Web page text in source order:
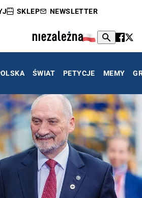
SKLEP NEWSLETTER
ŚWIAT PETYCJE MEMY